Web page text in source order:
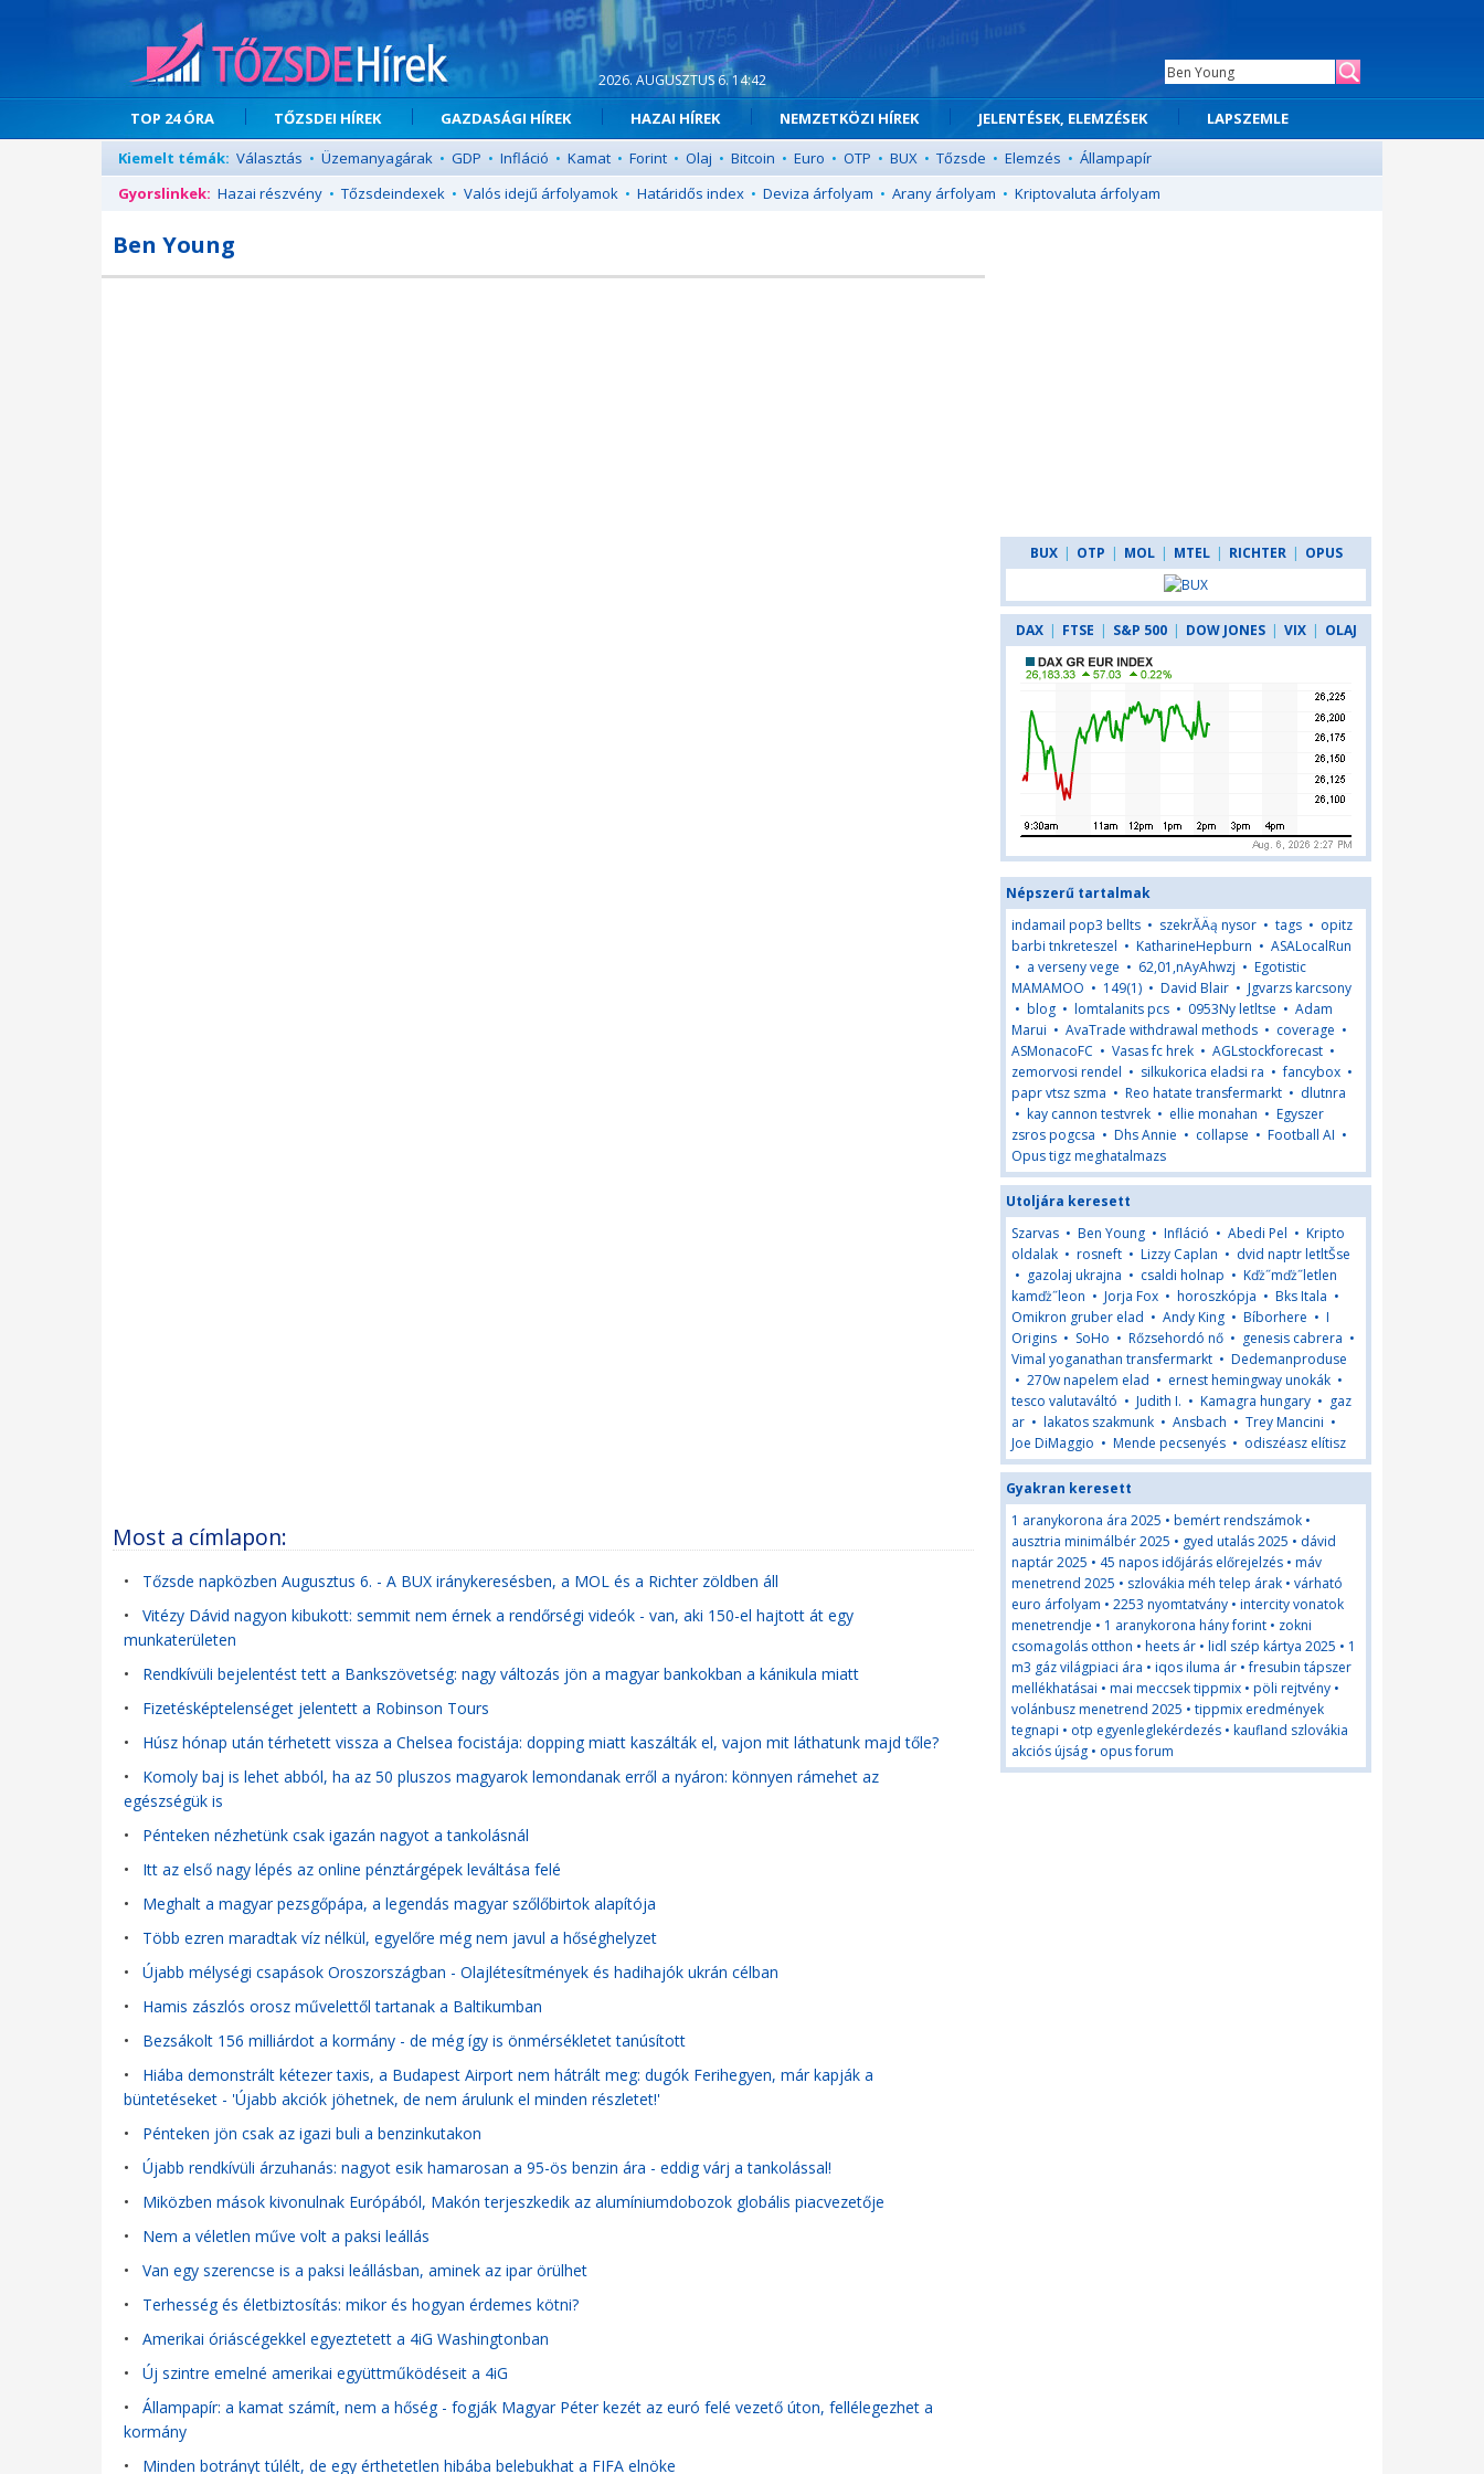
2026. AUGUSZTUS 6. 14:42
TOP 24 ÓRA TŐZSDEI HÍREK GAZDASÁGI HÍREK HAZAI HÍREK NEMZETKÖZI HÍREK JELENTÉSEK, ELEMZÉSEK
LAPSZEMLE
Kiemelt témák: Választás • Üzemanyagárak • GDP • Infláció • Kamat • Forint • Olaj • Bitcoin • Euro • OTP • BUX • Tőzsde • Elemzés • Állampapír
Gyorslinkek: Hazai részvény • Tőzsdeindexek • Valós idejű árfolyamok • Határidős index • Deviza árfolyam • Arany árfolyam • Kriptovaluta árfolyam
Ben Young
Most a címlapon:
• Tőzsde napközben Augusztus 6. - A BUX iránykeresésben, a MOL és a Richter zöldben áll
• Vitézy Dávid nagyon kibukott: semmit nem érnek a rendőrségi videók - van, aki 150-el hajtott át egy
munkaterületen
• Rendkívüli bejelentést tett a Bankszövetség: nagy változás jön a magyar bankokban a kánikula miatt
• Fizetésképtelenséget jelentett a Robinson Tours
• Húsz hónap után térhetett vissza a Chelsea focistája: dopping miatt kaszálták el, vajon mit láthatunk majd tőle?
• Komoly baj is lehet abból, ha az 50 pluszos magyarok lemondanak erről a nyáron: könnyen rámehet az
egészségük is
• Pénteken nézhetünk csak igazán nagyot a tankolásnál
• Itt az első nagy lépés az online pénztárgépek leváltása felé
• Meghalt a magyar pezsgőpápa, a legendás magyar szőlőbirtok alapítója
• Több ezren maradtak víz nélkül, egyelőre még nem javul a hőséghelyzet
• Újabb mélységi csapások Oroszországban - Olajlétesítmények és hadihajók ukrán célban
• Hamis zászlós orosz művelettől tartanak a Baltikumban
• Bezsákolt 156 milliárdot a kormány - de még így is önmérsékletet tanúsított
• Hiába demonstrált kétezer taxis, a Budapest Airport nem hátrált meg: dugók Ferihegyen, már kapják a
büntetéseket - 'Újabb akciók jöhetnek, de nem árulunk el minden részletet!'
• Pénteken jön csak az igazi buli a benzinkutakon
• Újabb rendkívüli árzuhanás: nagyot esik hamarosan a 95-ös benzin ára - eddig várj a tankolással!
• Miközben mások kivonulnak Európából, Makón terjeszkedik az alumíniumdobozok globális piacvezetője
• Nem a véletlen műve volt a paksi leállás
• Van egy szerencse is a paksi leállásban, aminek az ipar örülhet
• Terhesség és életbiztosítás: mikor és hogyan érdemes kötni?
• Amerikai óriáscégekkel egyeztetett a 4iG Washingtonban
• Új szintre emelné amerikai együttműködéseit a 4iG
• Állampapír: a kamat számít, nem a hőség - fogják Magyar Péter kezét az euró felé vezető úton, fellélegezhet a
kormány
• Minden botrányt túlélt, de egy érthetetlen hibába belebukhat a FIFA elnöke
BUX | OTP | MOL | MTEL | RICHTER | OPUS
DAX | FTSE | S&P 500 | DOW JONES | VIX | OLAJ
Népszerű tartalmak
indamail pop3 bellts • szekrĂÄą nysor • tags • opitz
barbi tnkreteszel • KatharineHepburn • ASALocalRun
• a verseny vege • 62,01,nAyAhwzj • Egotistic
MAMAMOO • 149(1) • David Blair • Jgvarzs karcsony
• blog • lomtalanits pcs • 0953Ny letltse • Adam
Marui • AvaTrade withdrawal methods • coverage •
ASMonacoFC • Vasas fc hrek • AGLstockforecast •
zemorvosi rendel • silkukorica eladsi ra •fancybox •
papr vtsz szma • Reo hatate transfermarkt • dlutnra
• kay cannon testvrek • ellie monahan • Egyszer
zsros pogcsa • Dhs Annie • collapse • Football AI •
Opus tigz meghatalmazs
Utoljára keresett
Szarvas • Ben Young • Infláció • Abedi Pel • Kripto
oldalak • rosneft • Lizzy Caplan • dvid naptr letltŠse
• gazolaj ukrajna • csaldi holnap • Kďż˝mďż˝letlen
kamďż˝leon • Jorja Fox • horoszkópja • Bks Itala •
Omikron gruber elad • Andy King • Bíborhere • I
Origins • SoHo • Rőzsehordó nő • genesis cabrera •
Vimal yoganathan transfermarkt • Dedemanproduse
• 270w napelem elad • ernest hemingway unokák •
tesco valutaváltó • Judith I. • Kamagra hungary • gaz
ar • lakatos szakmunk • Ansbach • Trey Mancini •
Joe DiMaggio • Mende pecsenyés • odiszéasz elítisz
Gyakran keresett
1 aranykorona ára 2025 • bemért rendszámok •
ausztria minimálbér 2025 • gyed utalás 2025 • dávid
naptár 2025 • 45 napos időjárás előrejelzés • máv
menetrend 2025 • szlovákia méh telep árak • várható
euro árfolyam • 2253 nyomtatvány • intercity vonatok
menetrendje • 1 aranykorona hány forint • zokni
csomagolás otthon • heets ár • lidl szép kártya 2025 • 1
m3 gáz világpiaci ára • iqos iluma ár •fresubin tápszer
mellékhatásai • mai meccsek tippmix • pöli rejtvény •
volánbusz menetrend 2025 • tippmix eredmények
tegnapi • otp egyenleglekérdezés • kaufland szlovákia
akciós újság • opus forum